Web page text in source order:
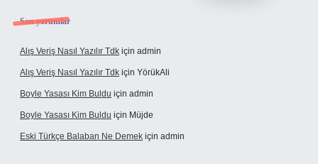
Son yorumlar
Alış Veriş Nasıl Yazılır Tdk için admin
Alış Veriş Nasıl Yazılır Tdk için YörükAli
Boyle Yasası Kim Buldu için admin
Boyle Yasası Kim Buldu için Müjde
Eski Türkçe Balaban Ne Demek için admin